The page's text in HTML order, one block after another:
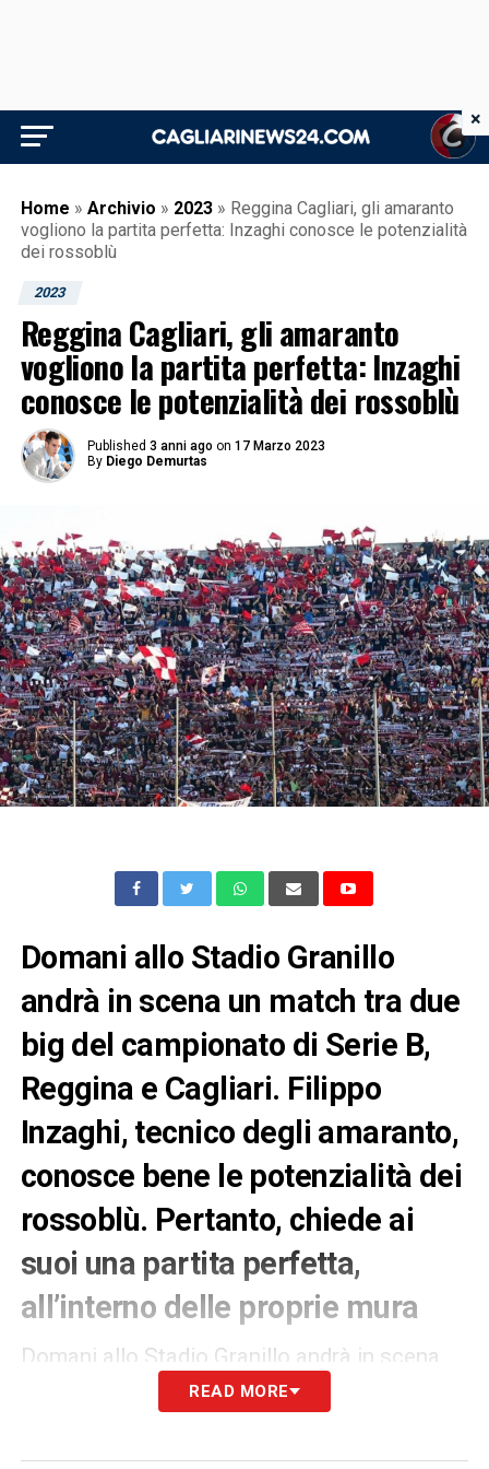
Home » Archivio » 2023 » Reggina Cagliari, gli amaranto
vogliono la partita perfetta: Inzaghi conosce le potenzialità
dei rossoblù
2023
Reggina Cagliari, gli amaranto
vogliono la partita perfetta: Inzaghi
conosce le potenzialità dei rossoblù
Published 3 anni ago on 17 Marzo 2023
By Diego Demurtas
Domani allo Stadio Granillo
andrà in scena un match tra due
big del campionato di Serie B,
Reggina e Cagliari. Filippo
Inzaghi, tecnico degli amaranto,
conosce bene le potenzialità dei
rossoblù. Pertanto, chiede ai
suoi una partita perfetta,
all’interno delle proprie mura
Domani allo Stadio Granillo andrà in scena
un match tra due big del campionato di Serie
tecnico degli amaranto, conosce bene le
READ MORE
×